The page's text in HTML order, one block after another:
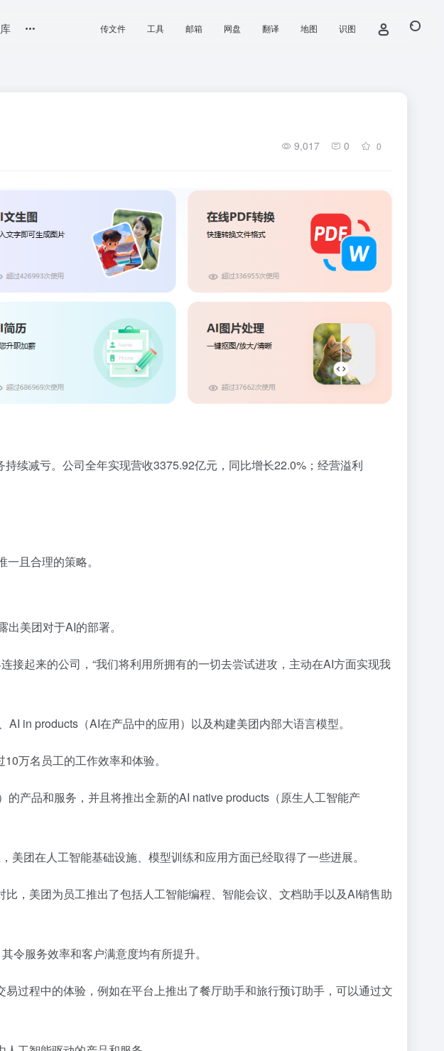
传文件 工具 邮箱 网盘 翻译 地图 识图
9,017 0 0
续减亏。公司全年实现营收3375.92亿元，同比增长22.0%；经营溢利
且合理的策略。
美团对于AI的部署。
接起来的公司，“我们将利用所拥有的一切去尝试进攻，主动在AI方面实现我
in products（AI在产品中的应用）以及构建美团内部大语言模型。
万名员工的工作效率和体验。
产品和服务，并且将推出全新的AI native products（原生人工智能产
团在人工智能基础设施、模型训练和应用方面已经取得了一些进展。
，美团为员工推出了包括人工智能编程、智能会议、文档助手以及AI销售助
令服务效率和客户满意度均有所提升。
过程中的体验，例如在平台上推出了餐厅助手和旅行预订助手，可以通过文